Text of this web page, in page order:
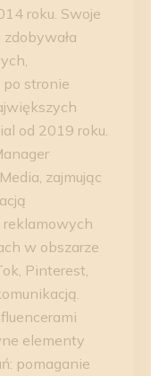
roku. Swoje
stronie
od 2019 roku.
zajmując
w obszarze
Pinterest,
elementy
pomaganie